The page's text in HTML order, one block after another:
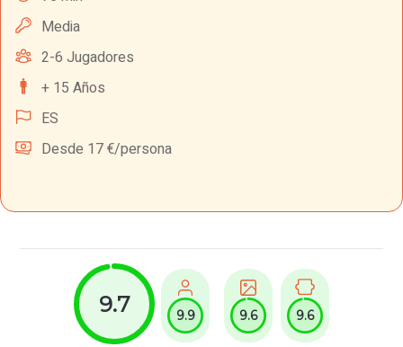
Media
2-6 Jugadores
+ 15 Años
ES
Desde 17 €/persona
9.7 9.9 9.6 9.6